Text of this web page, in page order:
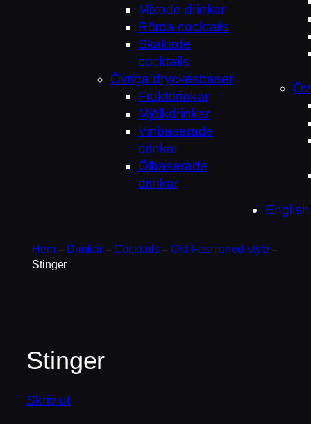
Mixade drinkar
Rörda cocktails
Skakade
cocktails
Övriga dryckesbaser
Fruktdrinkar
Mjölkdrinkar
Vinbaserade
drinkar
Ölbaserade
drinkar
English
Hem– Drinkar–Cocktails–Old-Fashioned-style –
Stinger
Stinger
Skriv ut